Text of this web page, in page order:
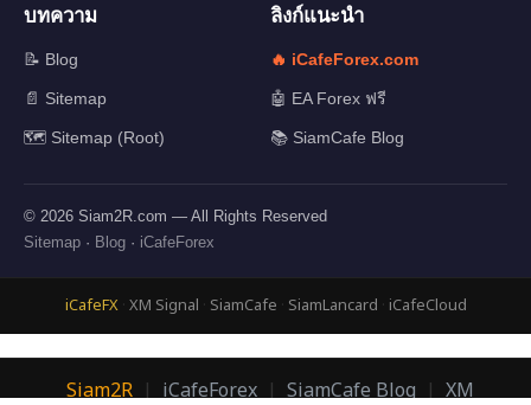
บทความ
📝 Blog
📄 Sitemap
🗺️ Sitemap (Root)
ลิงก์แนะนำ
🔥 iCafeForex.com
🤖 EA Forex ฟรี
📚 SiamCafe Blog
© 2026 Siam2R.com — All Rights Reserved
Sitemap · Blog · iCafeForex
iCafeFX· XM Signal · SiamCafe · SiamLancard · iCafeCloud
Siam2R | iCafeForex | SiamCafe Blog | XM